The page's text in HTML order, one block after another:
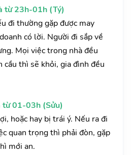
từ 23h-01h (Tý)
đi thường gặp được may
có lời. Người đi sắp về
Mọi việc trong nhà đều
cầu thì sẽ khỏi, gia đình đều
01-03h (Sửu)
hoặc hay bị trái ý. Nếu ra đi
quan trọng thì phải đòn, gặp
mới an.